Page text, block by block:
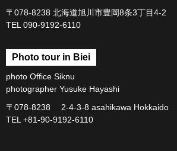
〒078-8238 北海道旭川市豊岡8条3丁目4-2
TEL 090-9192-6110
Photo tour in Biei
photo Office Siknu
photographer Yusuke Hayashi
〒078-8238 2-4-3-8 asahikawa Hokkaido
TEL +81-90-9192-6110